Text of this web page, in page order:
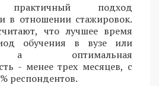
подход
в отношении стажировок.
что лучшее время
обучения в вузе или
а оптимальная
- менее трех месяцев, с
респондентов.